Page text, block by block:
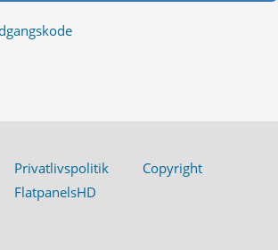
Privatlivspolitik
Copyright
FlatpanelsHD